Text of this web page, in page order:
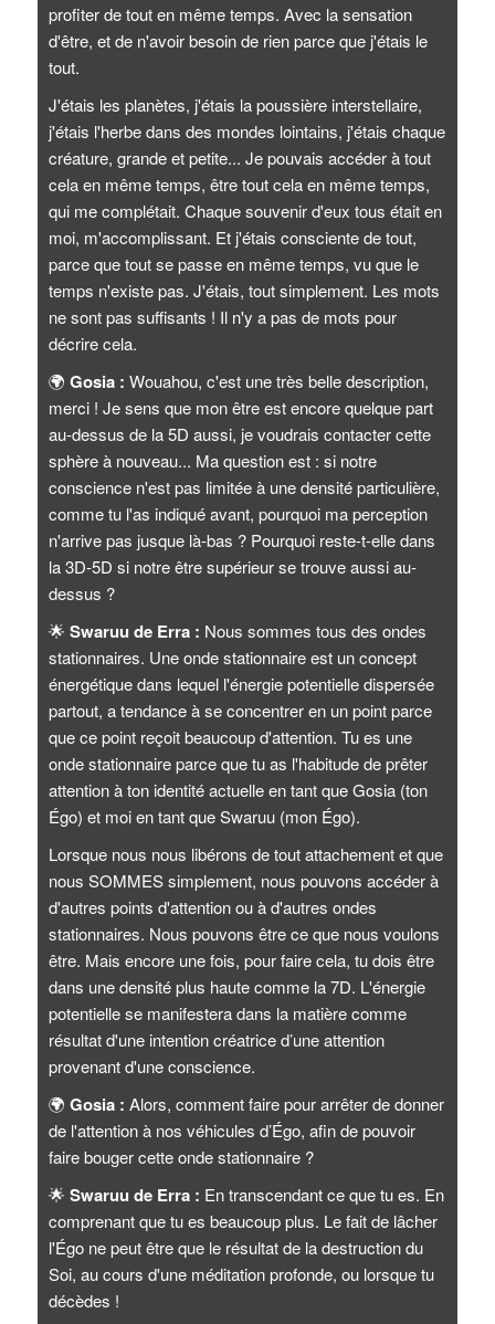
profiter de tout en même temps. Avec la sensation
d'être, et de n'avoir besoin de rien parce que j'étais le
tout.
J'étais les planètes, j'étais la poussière interstellaire,
j'étais l'herbe dans des mondes lointains, j'étais chaque
créature, grande et petite... Je pouvais accéder à tout
cela en même temps, être tout cela en même temps,
qui me complétait. Chaque souvenir d'eux tous était en
moi, m'accomplissant. Et j'étais consciente de tout,
parce que tout se passe en même temps, vu que le
temps n'existe pas. J'étais, tout simplement. Les mots
ne sont pas suffisants ! Il n'y a pas de mots pour
décrire cela.
🌍 Gosia : Wouahou, c'est une très belle description,
merci ! Je sens que mon être est encore quelque part
au-dessus de la 5D aussi, je voudrais contacter cette
sphère à nouveau... Ma question est : si notre
conscience n'est pas limitée à une densité particulière,
comme tu l'as indiqué avant, pourquoi ma perception
n'arrive pas jusque là-bas ? Pourquoi reste-t-elle dans
la 3D-5D si notre être supérieur se trouve aussi au-
dessus ?
🌟 Swaruu de Erra : Nous sommes tous des ondes
stationnaires. Une onde stationnaire est un concept
énergétique dans lequel l'énergie potentielle dispersée
partout, a tendance à se concentrer en un point parce
que ce point reçoit beaucoup d'attention. Tu es une
onde stationnaire parce que tu as l'habitude de prêter
attention à ton identité actuelle en tant que Gosia (ton
Égo) et moi en tant que Swaruu (mon Égo).
Lorsque nous nous libérons de tout attachement et que
nous SOMMES simplement, nous pouvons accéder à
d'autres points d'attention ou à d'autres ondes
stationnaires. Nous pouvons être ce que nous voulons
être. Mais encore une fois, pour faire cela, tu dois être
dans une densité plus haute comme la 7D. L'énergie
potentielle se manifestera dans la matière comme
résultat d'une intention créatrice d’une attention
provenant d'une conscience.
🌍 Gosia : Alors, comment faire pour arrêter de donner
de l'attention à nos véhicules d’Égo, afin de pouvoir
faire bouger cette onde stationnaire ?
🌟 Swaruu de Erra : En transcendant ce que tu es. En
comprenant que tu es beaucoup plus. Le fait de lâcher
l'Égo ne peut être que le résultat de la destruction du
Soi, au cours d'une méditation profonde, ou lorsque tu
décèdes !